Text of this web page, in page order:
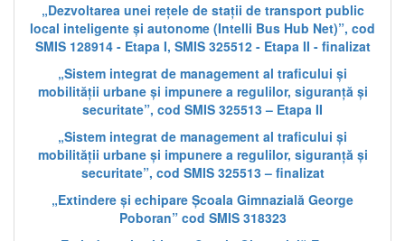
„Dezvoltarea unei rețele de stații de transport public
local inteligente și autonome (Intelli Bus Hub Net)”, cod
SMIS 128914 - Etapa I, SMIS 325512 - Etapa II - finalizat
„Sistem integrat de management al traficului și
mobilității urbane și impunere a regulilor, siguranță și
securitate”, cod SMIS 325513 – Etapa II
„Sistem integrat de management al traficului și
mobilității urbane și impunere a regulilor, siguranță și
securitate”, cod SMIS 325513 – finalizat
„Extindere și echipare Școala Gimnazială George
Poboran” cod SMIS 318323